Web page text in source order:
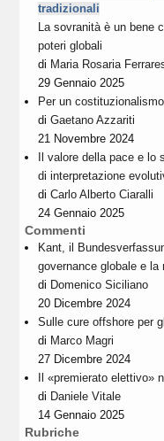
tradizionali
La sovranità è un bene
poteri globali
di Maria Rosaria
29 Gennaio 2025
Per un
diGaetano Azzariti
21 Novembre 2024
Il valore della pace e lo
di interpretazione
diCarlo Alberto Ciaralli
24 Gennaio 2025
Commenti
Kant, il
governance globale e la
di Domenico Siciliano
20 Dicembre 2024
Sulle cure offshore per
di Marco Magri
27 Dicembre 2024
Il «premierato elettivo»
di Daniele Vitale
14 Gennaio 2025
Rubriche